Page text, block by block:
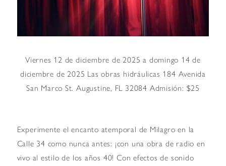
Viernes 12 de diciembre de 2025 a domingo 14 de
diciembre de 2025 Las obras hidráulicas 184 Avenida
San Marco St. Augustine, FL 32084 Admisión: $25
Experimente el encanto atemporal de Milagro en la
Calle 34 como nunca antes: ¡con una obra de radio en
vivo al estilo de los años 40! Con efectos de sonido